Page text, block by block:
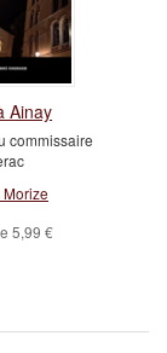
Ainay
commissaire
5,99 €